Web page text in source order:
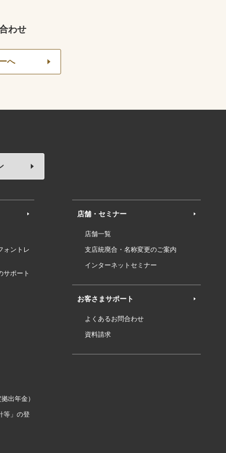
わせ
へ
ォントレ
サポート
出年金）
等」の登
店舗・セミナー
店舗一覧
支店統廃合・名称変更のご案内
インターネットセミナー
お客さまサポート
よくあるお問合わせ
資料請求